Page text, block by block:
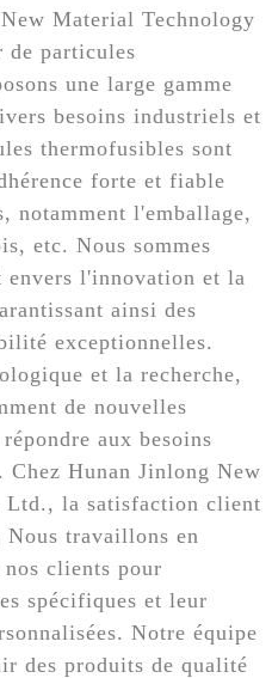
Material Technology
de particules
une large gamme
besoins industriels et
thermofusibles sont
forte et fiable
notamment l'emballage,
etc. Nous sommes
envers l'innovation et la
ainsi des
exceptionnelles.
et la recherche,
de nouvelles
aux besoins
Chez Hunan Jinlong New
Ltd., la satisfaction client
travaillons en
clients pour
spécifiques et leur
Notre équipe
des produits de qualité